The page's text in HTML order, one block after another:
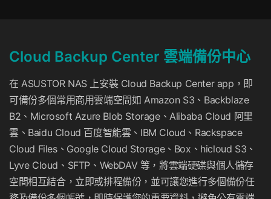
Cloud Backup Center 雲端備份中心
在 ASUSTOR NAS 上安裝 Cloud Backup Center app，即
可備份多個常用商用雲端空間如 Amazon S3、Backblaze
B2、Microsoft Azure Blob Storage、Alibaba Cloud 阿里
雲、Baidu Cloud 百度智能雲、IBM Cloud、Rackspace
Cloud Files、Google Cloud Storage、Box、hicloud S3、
Lyve Cloud、SFTP、WebDAV 等，將雲端硬碟與個人儲存
空間相互結合，立即或排程備份，並可讓您進行多個備份任